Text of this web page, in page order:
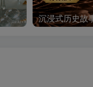
沉浸式历史故